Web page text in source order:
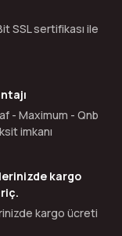
SSL sertifikası ile
- Maximum - Qnb
imkanı
kargo
kargo ücreti